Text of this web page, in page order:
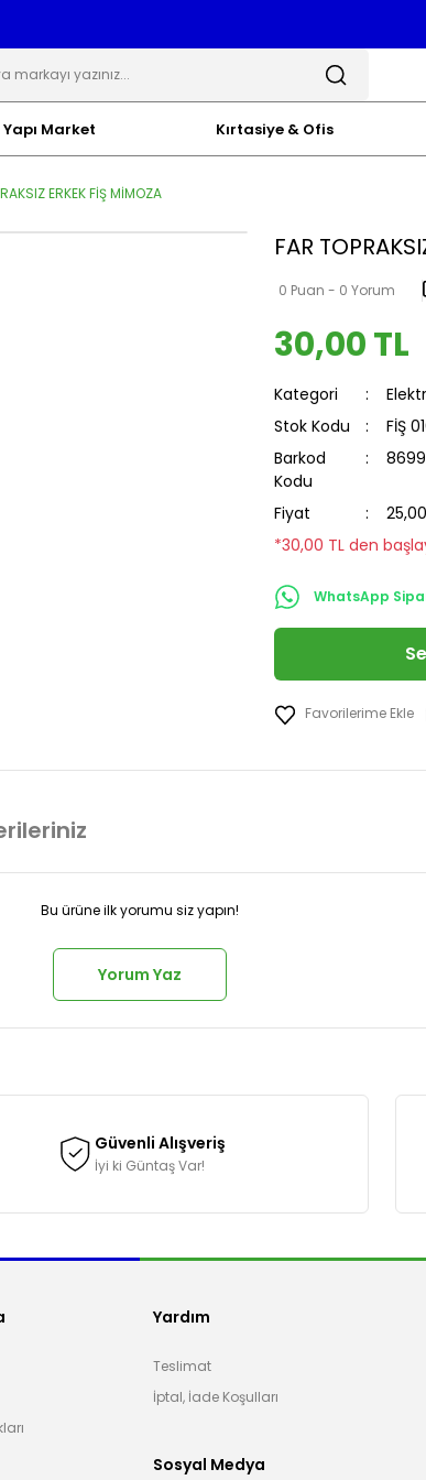
Market Kırtasiye & Ofis
ERKEK FİŞ MİMOZA
FAR
0 Puan - 0 Yorum
30,00 TL
Kategori
Stok Kodu
FİŞ
Barkod
Kodu
Fiyat
*30,00 TL den
WhatsApp
Bu ürüne ilk yorumu siz yapın!
Yorum Yaz
Güvenli Alışveriş
İyi ki Güntaş Var!
Yardım
Teslimat
İptal, İade Koşulları
Sosyal Medya